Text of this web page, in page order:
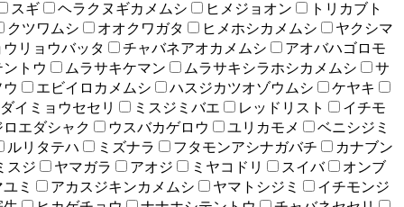
スギ
ヘラクヌギカメムシ ヒメジョオン
トリカブト
クツワムシ
オオクワガタ ヒメホシカメムシ
ヤクシマ
ウリョウバッタ
チャバネアオカメムシ
アオバハゴロモ
トウ
ムラサキケマン ムラサキシラホシカメムシ
サ
エビイロカメムシ ハスジカツオゾウムシ
ケヤキ
ダイミョウセセリ
ミスジミバエ レッドリスト
イチモ
エダシャク
ウスバカゲロウ ユリカモメ
ベニシジミ
ルリタテハ
ミズナラ フタモンアシナガバチ
カナブン
スジ
ヤマガラ アオジ ミヤコドリ スイバ
オンブ
ミ
アカスジキンカメムシ ヤマトシジミ
イチモンジ